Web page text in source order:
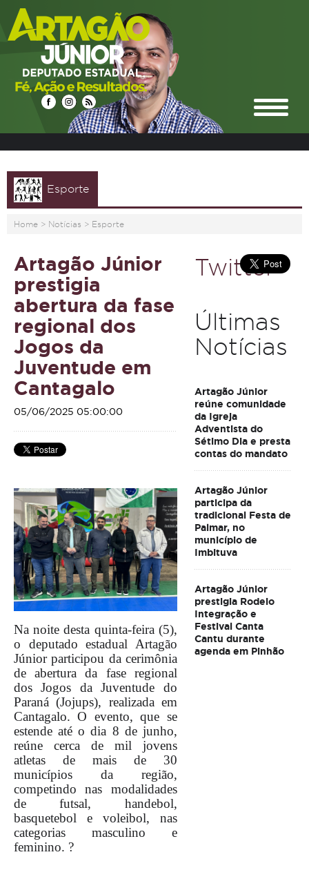
Esporte
Home > Notícias > Esporte
Artagão Júnior
prestigia
abertura da fase
regional dos
Jogos da
Juventude em
Cantagalo
05/06/2025 05:00:00
Na noite desta quinta-feira (5),
o deputado estadual Artagão
Júnior participou da cerimônia
de abertura da fase regional
dos Jogos da Juventude do
Paraná (Jojups), realizada em
Cantagalo. O evento, que se
estende até o dia 8 de junho,
reúne cerca de mil jovens
atletas de mais de 30
municípios da região,
competindo nas modalidades
de futsal, handebol,
basquetebol e voleibol, nas
categorias masculino e
feminino. ?
Twitter
Últimas
Notícias
Artagão Júnior
reúne comunidade
da Igreja
Adventista do
Sétimo Dia e presta
contas do mandato
Artagão Júnior
participa da
tradicional Festa de
Palmar, no
município de
Imbituva
Artagão Júnior
prestigia Rodeio
Integração e
Festival Canta
Cantu durante
agenda em Pinhão